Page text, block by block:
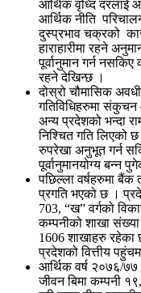
आर्थिक वृध्दि दरलाई
आर्थिक नीति
दुस्प्रभाव चक्रको
हाराहारीमा रहने
पूर्वानुमान गर्न
रहने देखिन्छ ।
दोस्रो चौमासिक
गतिविधिहरुमा संकुचन
अन्य प्रदेशको भन्दा
निश्चित गति लिएको
रुपरेखा अनुभूत गर्न
पूर्वानुमानयोग्य बन्न
पछिल्ला वर्षहरुमा बैंक
प्रगति भएको छ ।
703, “ख” वर्गको
कम्पनीको शाखा
1606 शाखाहरु
प्रदेशको वित्तीय
आर्थिक वर्ष २०७६/७७
जीवन बिमा कम्पनी